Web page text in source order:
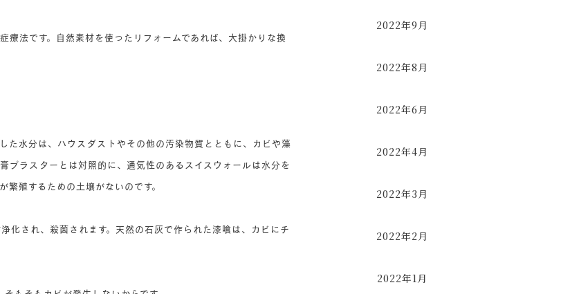
療法です。自然素材を使ったリフォームであれば、大掛かりな換
た水分は、ハウスダストやその他の汚染物質とともに、カビや藻
プラスターとは対照的に、通気性のあるスイスウォールは水分を
繁殖するための土壌がないのです。
化され、殺菌されます。天然の石灰で作られた漆喰は、カビにチ
2022年9月
2022年8月
2022年6月
2022年4月
2022年3月
2022年2月
2022年1月